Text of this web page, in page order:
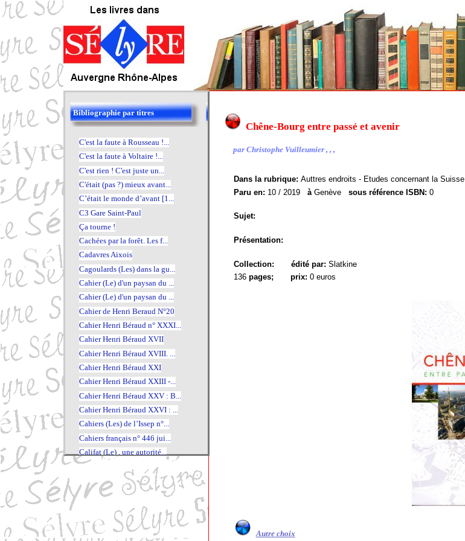
Bibliographie par titres
C'est la faute à Rousseau !...
C'est la faute à Voltaire !...
C'est rien ! C'est juste un...
C'était (pas ?) mieux avant...
C’était le monde d’avant [1...
C3 Gare Saint-Paul
Ça tourne !
Cachées par la forêt. Les f...
Cadavres Aixois
Cagoulards (Les) dans la gu...
Cahier (Le) d'un paysan du ...
Cahier (Le) d'un paysan du ...
Cahier de Henri Beraud N°20
Cahier Henri Béraud n° XXXI...
Cahier Henri Béraud XVII
Cahier Henri Béraud XVIII. ...
Cahier Henri Béraud XXI
Cahier Henri Béraud XXIII -...
Cahier Henri Béraud XXV : B...
Cahier Henri Béraud XXVI : ...
Cahiers (Les) de l’Issep n°...
Cahiers français n° 446 jui...
Califat (Le) , une autorité...
Caluire-et-Cuire au fil de ...
Calvin intime et public
Cambronne. La légende de Wa...
Camille Claudel
Camille Costa de Beauregard...
Chêne-Bourg entre passé et avenir
par Christophe Vuilleumier , , ,
Dans la rubrique: Auttres endroits - Etudes concernant la Suisse
Paru en: 10 / 2019 à Genève sous référence ISBN: 0
Sujet:
Présentation:
Collection: édité par: Slatkine
136 pages; prix: 0 euros
Autre choix